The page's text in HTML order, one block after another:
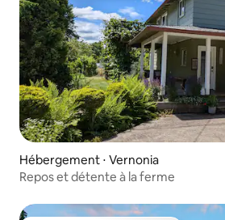
Hébergement ⋅ Vernonia
Repos et détente à la ferme